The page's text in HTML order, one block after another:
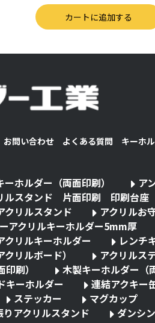
お問い合わせ よくある質問 キーホ
ーホルダー（両面印刷）
ア
ルスタンド 片面印刷 印刷台座
クリルスタンド
アクリルお
アクリルキーホルダー5mm厚
クリルキーホルダー
レンチ
リルボード）
アクリルス
刷） 木製キーホルダー（
キーホルダー
連結アクキー
ステッカー マグカップ
りアクリルスタンド
ダンシ